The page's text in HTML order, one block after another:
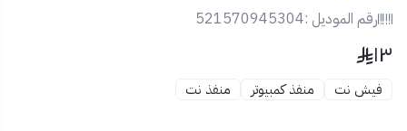
🔹 المميزات:
🌐 منفذ RJ45 متوافق مع كابلات الإنترنت والشبكات LAN.
🧱 تصميم كلاسيكي أنيق باللون الأبيض يتناسب مع جميع أنواع
رقم الموديل :521570945304
١٣
فيش نت منفذ كمبيوتر منفذ نت